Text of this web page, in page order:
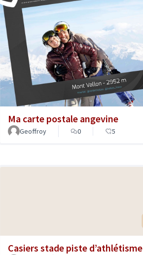
Ma carte postale angevine
Geoffroy
0 5
Casiers stade piste d’athlétisme